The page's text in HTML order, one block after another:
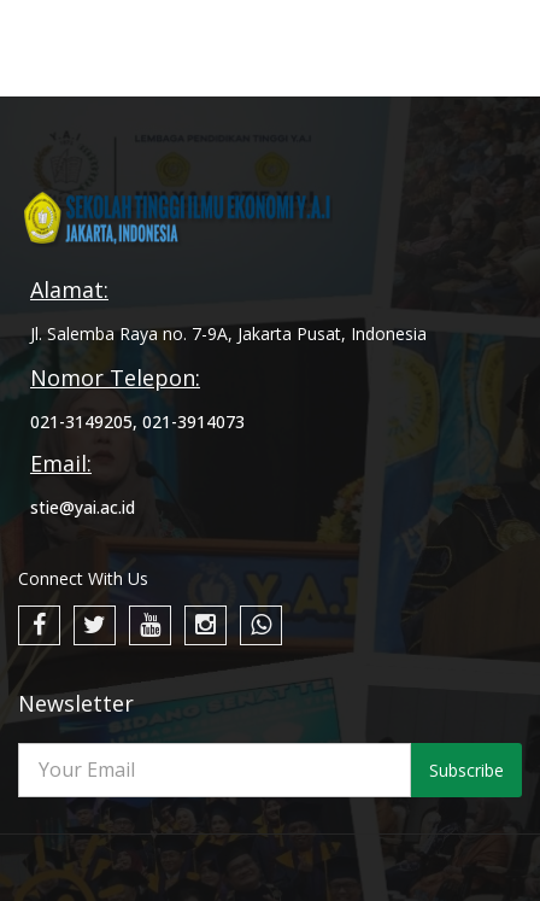
Alamat:
Jl. Salemba Raya no. 7-9A, Jakarta Pusat, Indonesia
Nomor Telepon:
021-3149205, 021-3914073
Email:
stie@yai.ac.id
Connect With Us
Newsletter
Subscribe